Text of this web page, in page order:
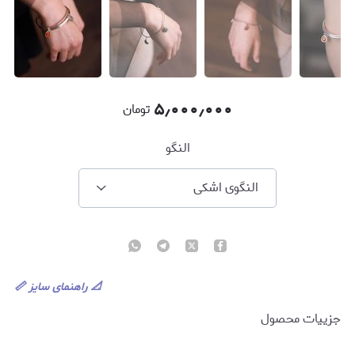
۵٫۰۰۰٫۰۰۰ تومان
النگو
النگوی اشکی
📐راهنمای سایز📏
جزییات محصول